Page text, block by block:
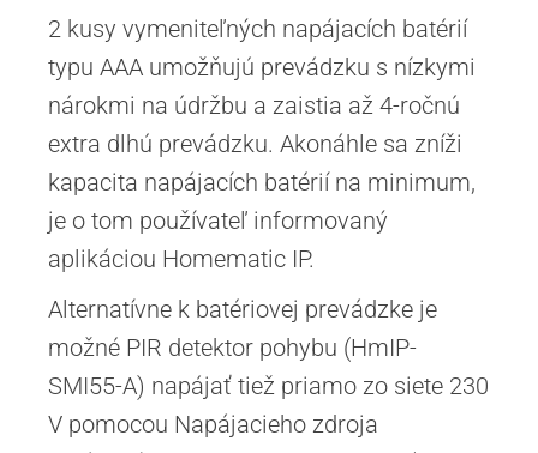
2 kusy vymeniteľných napájacích batérií
typu AAA umožňujú prevádzku s nízkymi
nárokmi na údržbu a zaistia až 4-ročnú
extra dlhú prevádzku. Akonáhle sa zníži
kapacita napájacích batérií na minimum,
je o tom používateľ informovaný
aplikáciou Homematic IP.
Alternatívne k batériovej prevádzke je
možné PIR detektor pohybu (HmIP-
SMI55-A) napájať tiež priamo zo siete 230
V pomocou Napájacieho zdroja